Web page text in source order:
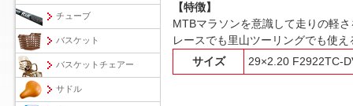
チューブ
バスケット
バスケットチェアー
サドル
【特徴】
MTBマラソンを意識して走りの軽
レースでも里山ツーリングでも使
サイズ
29×2.20 F2922TC-